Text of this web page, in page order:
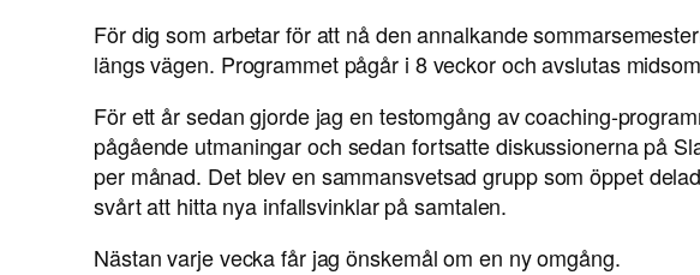
För dig som arbetar för att nå den annalkande
längs vägen. Programmet pågår i 8 veckor och avslutas
För ett år sedan gjorde jag en testomgång av coaching-
pågående utmaningar och sedan fortsatte diskussionerna på
per månad. Det blev en sammansvetsad grupp som öppet
svårt att hitta nya infallsvinklar på samtalen.
Nästan varje vecka får jag önskemål om en ny omgång.